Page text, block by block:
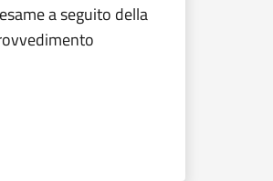
a seguito della